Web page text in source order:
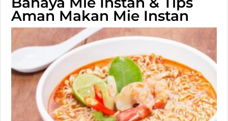
Aman Makan Mie Instan